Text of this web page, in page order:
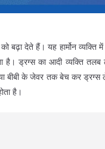
को बढ़ा देते हैं। यह हार्मोन
है। ड्रग्स का आदी व्यक्ति
बीबी के जेवर तक बेच कर ड्रग्स
है।